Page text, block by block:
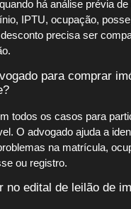
há análise prévia de
IPTU, ocupação,
precisa ser
para comprar
todos os casos para
O advogado ajuda a
na matrícula,
ou registro.
no edital de leilão de